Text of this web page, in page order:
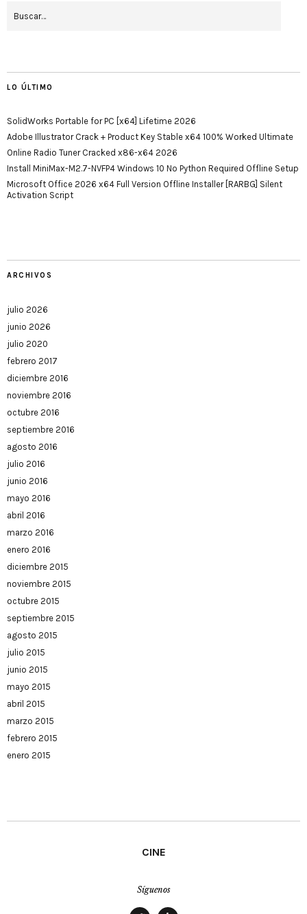
LO ÚLTIMO
SolidWorks Portable for PC [x64] Lifetime 2026
Adobe Illustrator Crack + Product Key Stable x64 100% Worked Ultimate
Online Radio Tuner Cracked x86-x64 2026
Install MiniMax-M2.7-NVFP4 Windows 10 No Python Required Offline Setup
Microsoft Office 2026 x64 Full Version Offline Installer [RARBG] Silent
Activation Script
ARCHIVOS
julio 2026
junio 2026
julio 2020
febrero 2017
diciembre 2016
noviembre 2016
octubre 2016
septiembre 2016
agosto 2016
julio 2016
junio 2016
mayo 2016
abril 2016
marzo 2016
enero 2016
diciembre 2015
noviembre 2015
octubre 2015
septiembre 2015
agosto 2015
julio 2015
junio 2015
mayo 2015
abril 2015
marzo 2015
febrero 2015
enero 2015
CINE
Síguenos